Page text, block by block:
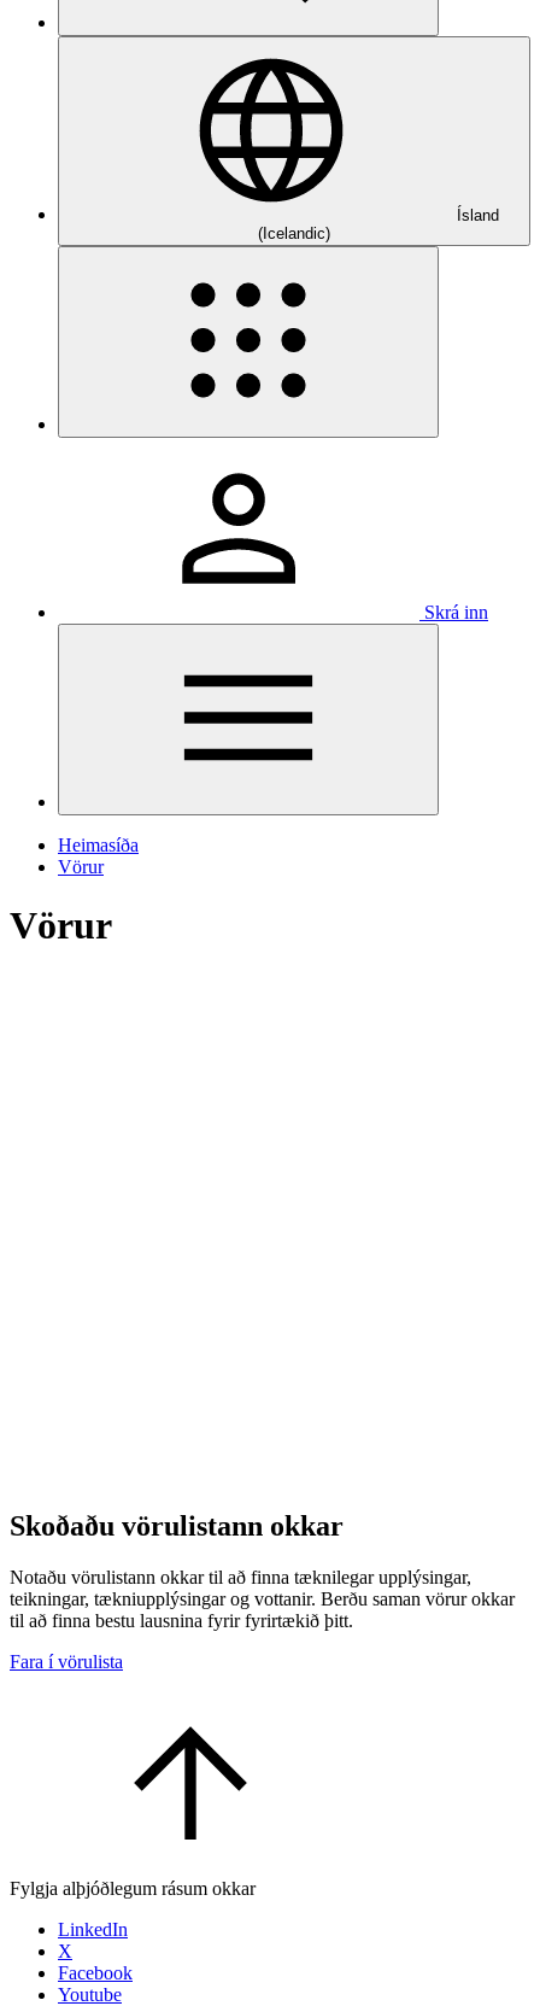
Ísland
(Icelandic)
Skrá inn
Heimasíða
Vörur
Vörur
Skoðaðu vörulistann okkar
Notaðu vörulistann okkar til að finna tæknilegar upplýsingar,
teikningar, tækniupplýsingar og vottanir. Berðu saman vörur okkar
til að finna bestu lausnina fyrir fyrirtækið þitt.
Fara í vörulista
Fylgja alþjóðlegum rásum okkar
LinkedIn
X
Facebook
Youtube